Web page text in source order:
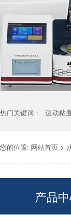
热门关键词： 运动粘
您的位置: 网站首页 >
产品